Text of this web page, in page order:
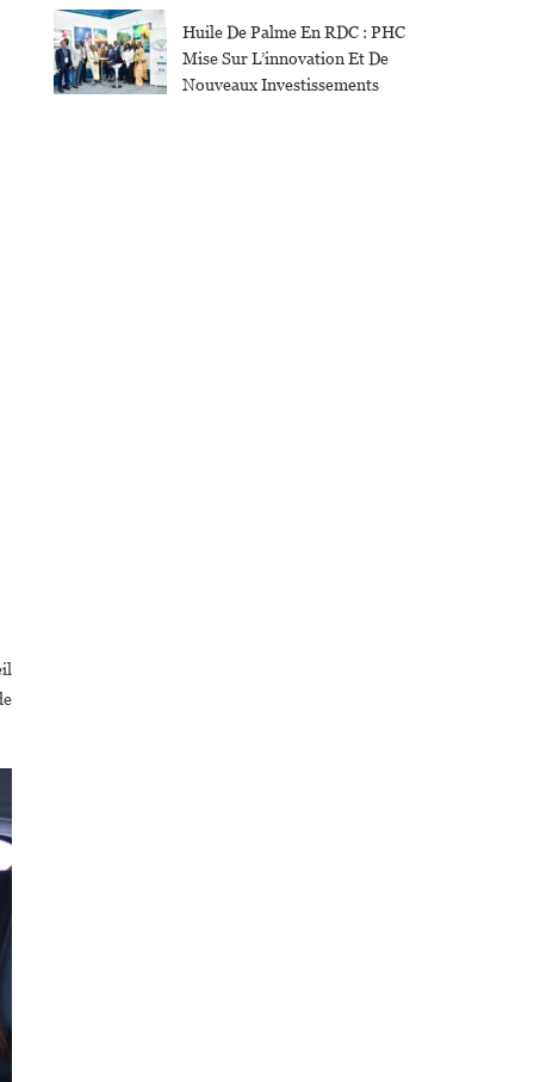
Huile De Palme En RDC : PHC
Mise Sur L’innovation Et De
Nouveaux Investissements